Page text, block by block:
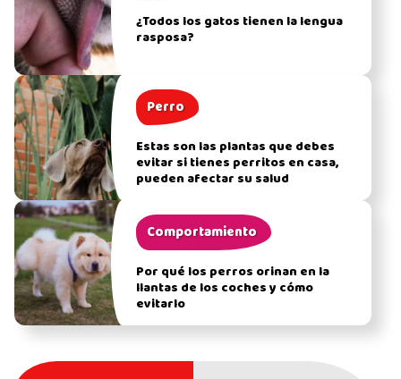
¿Todos los gatos tienen la lengua
rasposa?
Perro
Estas son las plantas que debes
evitar si tienes perritos en casa,
pueden afectar su salud
Comportamiento
Por qué los perros orinan en la
llantas de los coches y cómo
evitarlo